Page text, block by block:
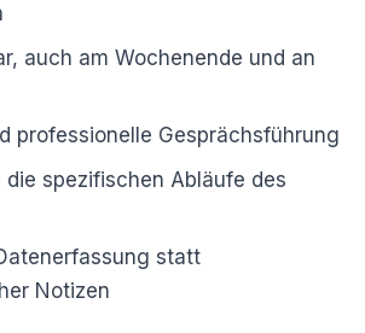
auch am Wochenende und an
professionelle Gesprächsführung
die spezifischen Abläufe des
statt
Notizen